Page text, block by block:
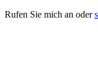
Rufen Sie mich an oder